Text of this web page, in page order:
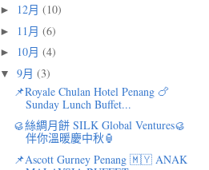
► 12月 (10)
► 11月 (6)
► 10月 (4)
▼ 9月 (3)
📌Royale Chulan Hotel Penang 🍗
Sunday Lunch Buffet...
🥮絲綢月餅 SILK Global Ventures🥮
伴你溫暖慶中秋🏮
📌Ascott Gurney Penang 🇲🇾 ANAK